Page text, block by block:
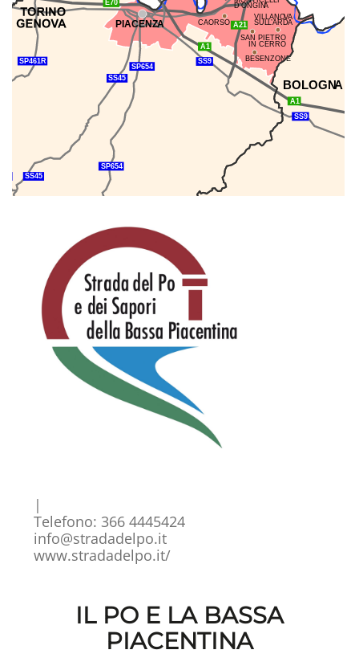
|
Telefono: 366 4445424
info@stradadelpo.it
www.stradadelpo.it/
IL PO E LA BASSA
PIACENTINA